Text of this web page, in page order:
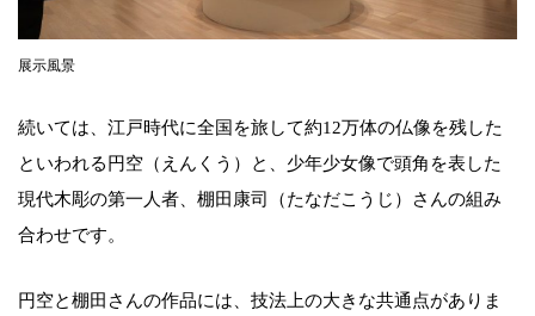
展示風景
続いては、江戸時代に全国を旅して約12万体の仏像を残した
といわれる円空（えんくう）と、少年少女像で頭角を表した
現代木彫の第一人者、棚田康司（たなだこうじ）さんの組み
合わせです。
円空と棚田さんの作品には、技法上の大きな共通点がありま